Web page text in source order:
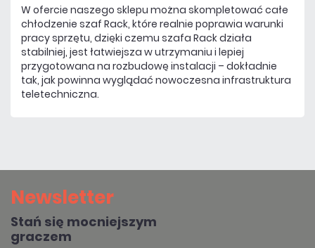
W ofercie naszego sklepu można skompletować całe
chłodzenie szaf Rack, które realnie poprawia warunki
pracy sprzętu, dzięki czemu szafa Rack działa
stabilniej, jest łatwiejsza w utrzymaniu i lepiej
przygotowana na rozbudowę instalacji – dokładnie
tak, jak powinna wyglądać nowoczesna infrastruktura
teletechniczna.
Newsletter
Stań się mocniejszym
graczem